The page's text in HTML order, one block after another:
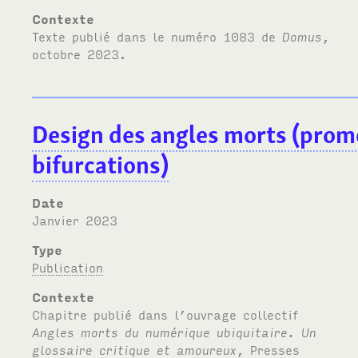
Contexte
Texte publié dans le numéro 1083 de Domus ,
octobre 2023.
Design des angles morts
bifurcations)
Date
janvier 2023
Type
Publication
Contexte
Chapitre publié dans l’ouvrage collectif
Angles morts du numérique ubiquitaire. Un
glossaire critique et amoureux , Presses